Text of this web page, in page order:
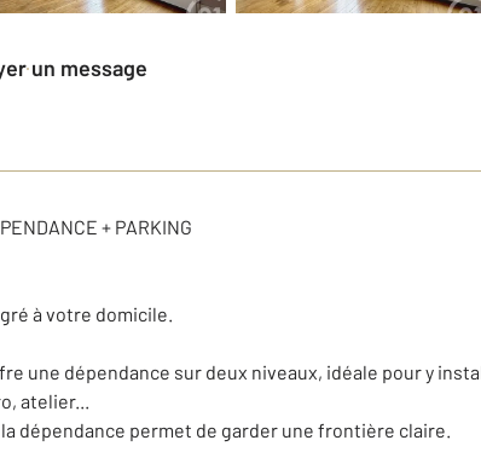
un message
+ PARKING
à votre domicile.
une dépendance sur deux niveaux, idéale pour y
atelier...
dépendance permet de garder une frontière claire.